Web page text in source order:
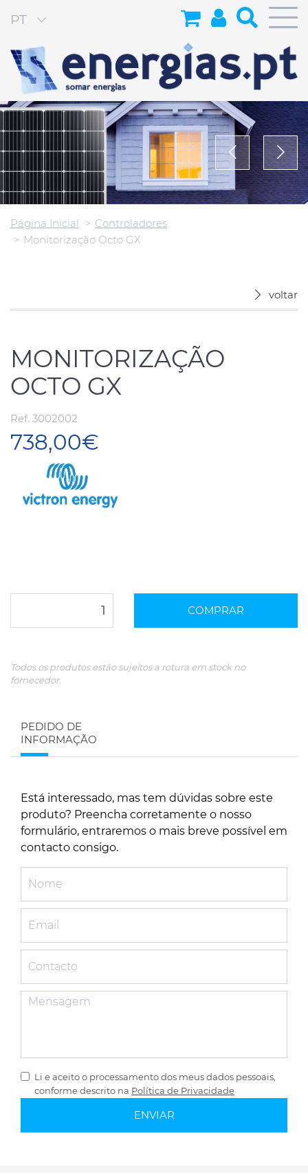
PT
Página Inicial
Controladores
Monitorização Octo GX
voltar
MONITORIZAÇÃO
OCTO GX
Ref. 3002002
738,00€
COMPRAR
Todos os produtos estão sujeitos a rotura em stock no
fornecedor.
PEDIDO DE
INFORMAÇÃO
Está interessado, mas tem dúvidas sobre este
produto? Preencha corretamente o nosso
formulário, entraremos o mais breve possível em
contacto consigo.
Li e aceito o processamento dos meus dados pessoais,
conforme descrito na Política de Privacidade